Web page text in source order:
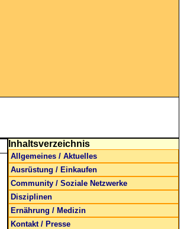
Inhaltsverzeichnis
Allgemeines / Aktuelles
Ausrüstung / Einkaufen
Community / Soziale Netzwerke
Disziplinen
Ernährung / Medizin
Kontakt / Presse